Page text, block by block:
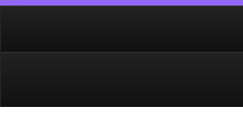
Facebook